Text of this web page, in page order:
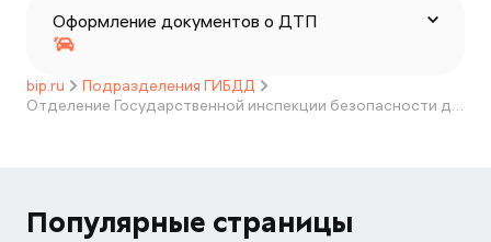
Оформление документов о ДТП
bip.ru
Подразделения ГИБДД
Отделение Государственной инспекции безопасности дорожного движения МО МВД России "Мамонтовский"
Популярные страницы